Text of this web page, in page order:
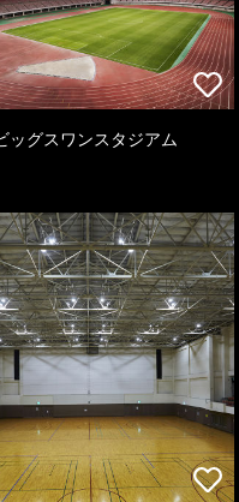
ッグスワンスタジアム